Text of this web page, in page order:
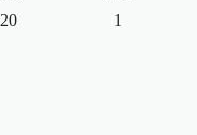
20 1